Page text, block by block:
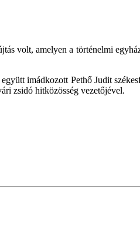
volt, amelyen a történelmi
imádkozott Pethő Judit
zsidó hitközösség vezetőjével.